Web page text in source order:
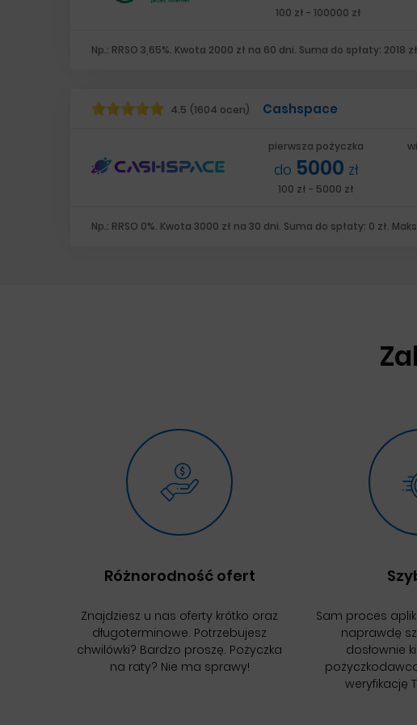
100 zł - 100000 zł
Np.: RRSO 3,65%. Kwota 2000 zł na 60 dni. Suma do spłaty: 2018
4.5 (1604 ocen) Cashspace
pierwsza pożyczka
do 5000 zł
100 zł - 5000 zł
Np.: RRSO 0%. Kwota 3000 zł na 30 dni. Suma do spłaty: 0 zł.
Różnorodność ofert
Znajdziesz u nas oferty krótko oraz
długoterminowe. Potrzebujesz
chwilówki? Bardzo proszę. Pożyczka
na raty? Nie ma sprawy!
Sam proces
naprawdę
dosłownie
weryfikację